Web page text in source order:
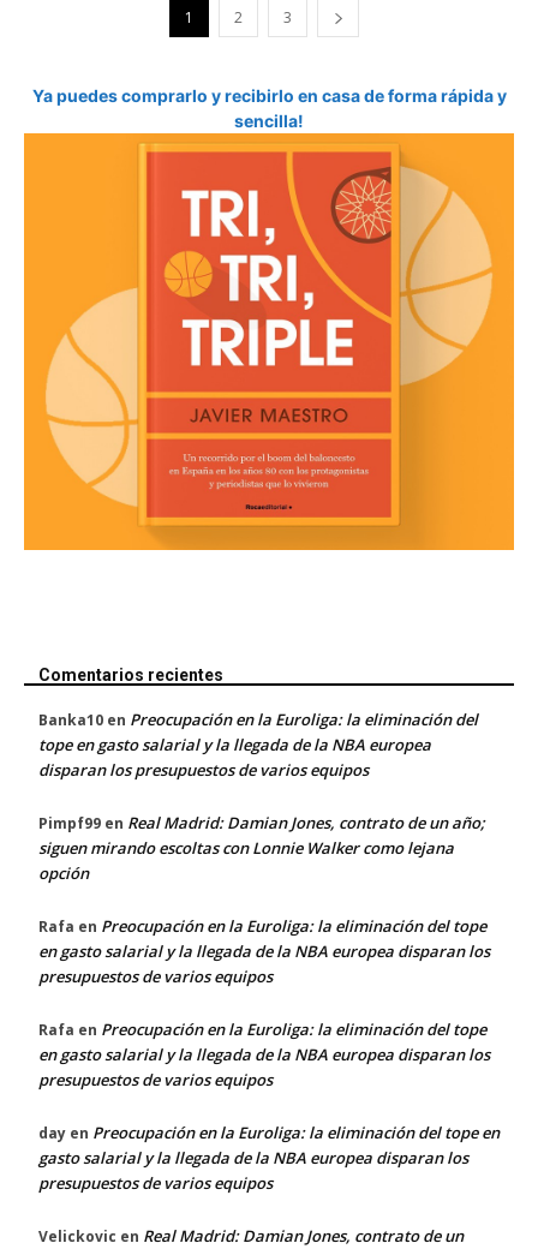
1 2 3
Ya puedes comprarlo y recibirlo en casa de forma rápida y
sencilla!
Comentarios recientes
Banka10 en Preocupación en la Euroliga: la eliminación del
tope en gasto salarial y la llegada de la NBA europea
disparan los presupuestos de varios equipos
Pimpf99 en Real Madrid: Damian Jones, contrato de un año;
siguen mirando escoltas con Lonnie Walker como lejana
opción
Rafa en Preocupación en la Euroliga: la eliminación del tope
en gasto salarial y la llegada de la NBA europea disparan los
presupuestos de varios equipos
Rafa en Preocupación en la Euroliga: la eliminación del tope
en gasto salarial y la llegada de la NBA europea disparan los
presupuestos de varios equipos
day en Preocupación en la Euroliga: la eliminación del tope en
gasto salarial y la llegada de la NBA europea disparan los
presupuestos de varios equipos
Velickovic en Real Madrid: Damian Jones, contrato de un